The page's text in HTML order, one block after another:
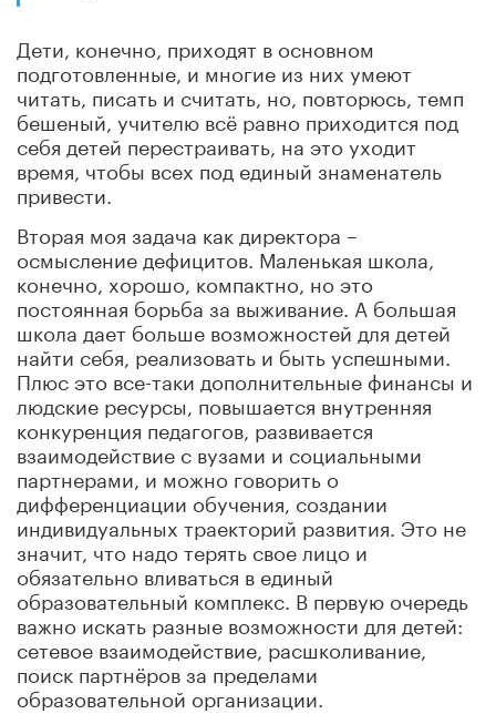
Дети, конечно, приходят в основном
подготовленные, и многие из них умеют
читать, писать и считать, но, повторюсь, темп
бешеный, учителю всё равно приходится под
себя детей перестраивать, на это уходит
время, чтобы всех под единый знаменатель
привести.
Вторая моя задача как директора –
осмысление дефицитов. Маленькая школа,
конечно, хорошо, компактно, но это
постоянная борьба за выживание. А большая
школа дает больше возможностей для детей
найти себя, реализовать и быть успешными.
Плюс это все-таки дополнительные финансы и
людские ресурсы, повышается внутренняя
конкуренция педагогов, развивается
взаимодействие с вузами и социальными
партнерами, и можно говорить о
дифференциации обучения, создании
индивидуальных траекторий развития. Это не
значит, что надо терять свое лицо и
обязательно вливаться в единый
образовательный комплекс. В первую очередь
важно искать разные возможности для детей:
сетевое взаимодействие, расшколивание,
поиск партнёров за пределами
образовательной организации.